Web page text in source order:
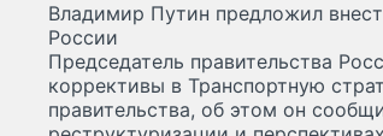
Владимир Путин предложил
России
Председатель правительства
коррективы в Транспортную
правительства, об этом он